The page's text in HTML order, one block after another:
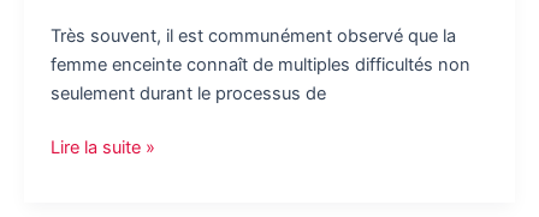
Très souvent, il est communément observé que la
femme enceinte connaît de multiples difficultés non
seulement durant le processus de
Le
Lire la suite »